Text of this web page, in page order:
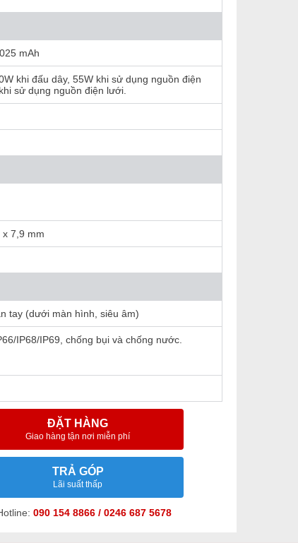
mAh
khi đấu dây, 55W khi sử dụng nguồn điện
sử dụng nguồn điện lưới.
x 7,9 mm
tay (dưới màn hình, siêu âm)
IP68/IP69, chống bụi và chống nước.
ĐẶT HÀNG
Giao hàng tận nơi miễn phí
TRẢ GÓP
Lãi suất thấp
090 154 8866 / 0246 687 5678